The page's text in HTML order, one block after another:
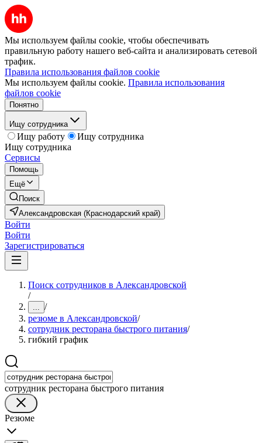
Мы используем файлы cookie, чтобы обеспечивать
правильную работу нашего веб-сайта и анализировать сетевой
трафик.
Правила использования файлов cookie
Мы используем файлы cookie. Правила использования
файлов cookie
Понятно
Ищу сотрудника
Ищу работу
Ищу сотрудника
Ищу сотрудника
Сервисы
Помощь
Ещё
Поиск
Александровская (Краснодарский край)
Войти
Войти
Зарегистрироваться
Поиск сотрудников в Александровской
/
... /
резюме в Александровской/
сотрудник ресторана быстрого питания/
гибкий график
сотрудник ресторана быстрого питания
Резюме